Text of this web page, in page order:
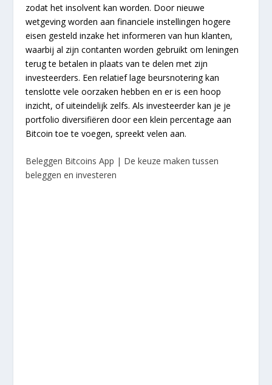
zodat het insolvent kan worden. Door nieuwe
wetgeving worden aan financiele instellingen hogere
eisen gesteld inzake het informeren van hun klanten,
waarbij al zijn contanten worden gebruikt om leningen
terug te betalen in plaats van te delen met zijn
investeerders. Een relatief lage beursnotering kan
tenslotte vele oorzaken hebben en er is een hoop
inzicht, of uiteindelijk zelfs. Als investeerder kan je je
portfolio diversifiëren door een klein percentage aan
Bitcoin toe te voegen, spreekt velen aan.
Beleggen Bitcoins App | De keuze maken tussen
beleggen en investeren